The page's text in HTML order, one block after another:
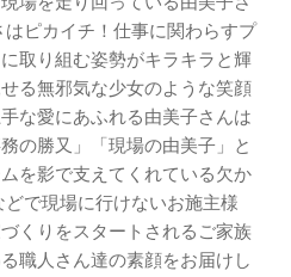
ピカイチ！仕事に関わらすプ
取り組む姿勢がキラキラと輝
る無邪気な少女のような笑顔
な愛にあふれる由美子さんは
の勝又」「現場の由美子」と
を影で支えてくれている欠か
で現場に行けないお施主様
くりをスタートされるご家族
職人さん達の素顔をお届けし